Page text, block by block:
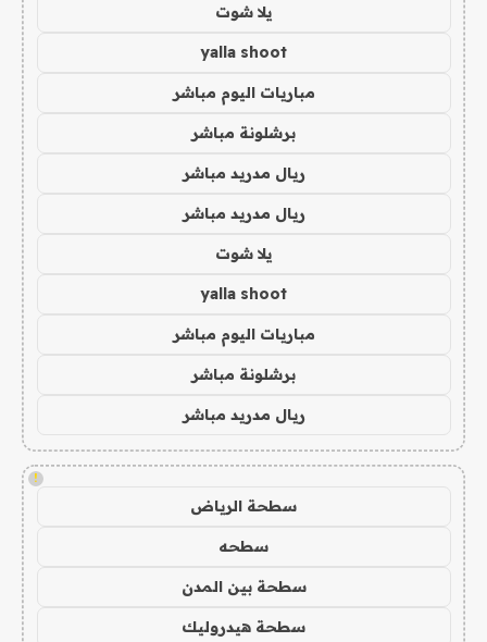
يلا شوت
yalla shoot
مباريات اليوم مباشر
برشلونة مباشر
ريال مدريد مباشر
ريال مدريد مباشر
يلا شوت
yalla shoot
مباريات اليوم مباشر
برشلونة مباشر
ريال مدريد مباشر
!
سطحة الرياض
سطحه
سطحة بين المدن
سطحة هيدروليك